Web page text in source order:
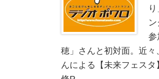
参
穂」さんと初対面。近
んによる【未来フェス